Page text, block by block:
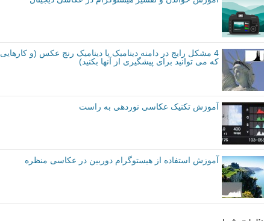
4 مشکل رایج در دامنه دینامیک یا دینامیک رنج عکس (و کارهایی
که می توانید برای پیشگیری از آنها بکنید)
آموزش تکنیک عکاسی نوردهی به راست
آموزش استفاده از هیستوگرام دوربین در عکاسی منظره